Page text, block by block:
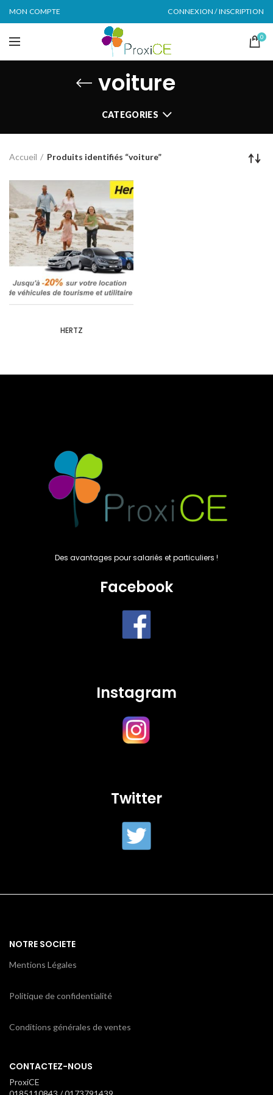
MON COMPTE CONNEXION / INSCRIPTION
0
voiture
CATEGORIES
Accueil Produits identifiés “voiture”
HERTZ
Des avantages pour salariés et particuliers !
Facebook
Instagram
Twitter
NOTRE SOCIETE
Mentions Légales
Politique de confidentialité
Conditions générales de ventes
CONTACTEZ-NOUS
ProxiCE